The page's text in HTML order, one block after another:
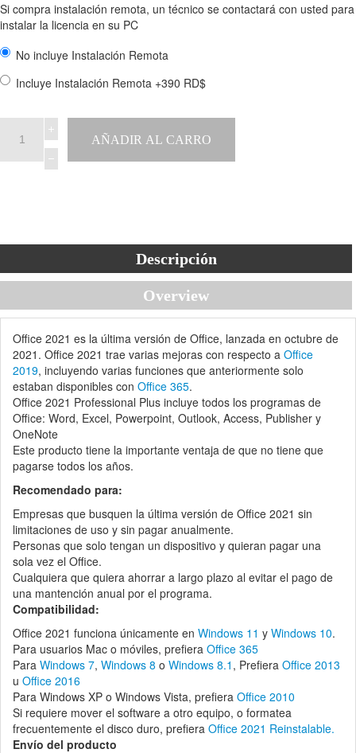
Si compra instalación remota, un técnico se contactará con usted para
instalar la licencia en su PC
No incluye Instalación Remota
Incluye Instalación Remota +390 RD$
Descripción
Overview
Office 2021 es la última versión de Office, lanzada en octubre de
2021. Office 2021 trae varias mejoras con respecto a Office
2019, incluyendo varias funciones que anteriormente solo
estaban disponibles con Office 365.
Office 2021 Professional Plus incluye todos los programas de
Office: Word, Excel, Powerpoint, Outlook, Access, Publisher y
OneNote
Este producto tiene la importante ventaja de que no tiene que
pagarse todos los años.
Recomendado para:
Empresas que busquen la última versión de Office 2021 sin
limitaciones de uso y sin pagar anualmente.
Personas que solo tengan un dispositivo y quieran pagar una
sola vez el Office.
Cualquiera que quiera ahorrar a largo plazo al evitar el pago de
una mantención anual por el programa.
Compatibilidad:
Office 2021 funciona únicamente en Windows 11 y Windows 10.
Para usuarios Mac o móviles, prefiera Office 365
Para Windows 7, Windows 8 o Windows 8.1 , Prefiera Office 2013
u Office 2016
Para Windows XP o Windows Vista, prefiera Office 2010
Si requiere mover el software a otro equipo, o formatea
frecuentemente el disco duro, prefiera Office 2021 Reinstalable.
Envío del producto